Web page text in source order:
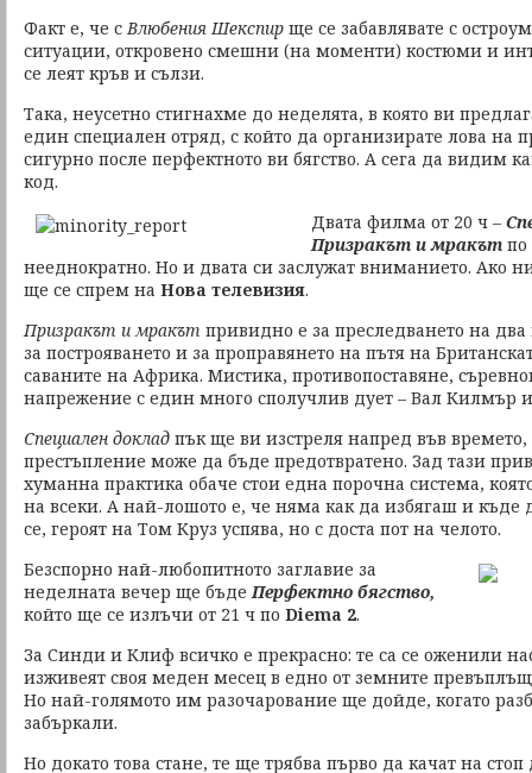
Факт е, че сВлюбения Шекспир ще се забавлявате с
ситуации, откровено смешни (на моменти) костюми и
се леят кръв и сълзи.
Така, неусетно стигнахме до неделята, в която ви
един специален отряд, с който да организирате лова на
сигурно после перфектното ви бягство. А сега да видим
код.
Двата филма от 20 ч –
Призракът и мракът по
нееднократно. Но и двата си заслужат вниманието. Ако
ще се спрем на Нова телевизия.
Призракът и мракът привидно е за преследването на
за построяването и за проправянето на пътя на
саваните на Африка. Мистика, противопоставяне,
напрежение с един много сполучлив дует – Вал Килмър
Специален доклад пък ще ви изстреля напред във времето,
престъпление може да бъде предотвратено. Зад тази
хуманна практика обаче стои една порочна система,
на всеки. А най-лошото е, че няма как да избягаш и къде
се, героят на Том Круз успява, но с доста пот на челото.
Безспорно най-любопитното заглавие за
неделната вечер ще бъдеПерфектно бягство,
който ще се излъчи от 21 ч по Diema 2.
За Синди и Клиф всичко е прекрасно: те са се оженили
изживеят своя меден месец в едно от земните
Но най-голямото им разочарование ще дойде, когато
забъркали.
Но докато това стане, те ще трябва първо да качат на